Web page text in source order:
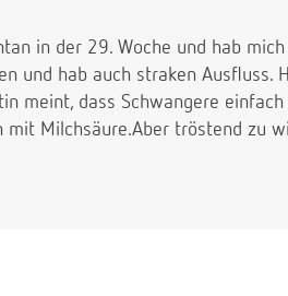
in der 29. Woche und hab
und hab auch straken Ausfluss.
meint, dass Schwangere
mit Milchsäure.Aber tröstend zu